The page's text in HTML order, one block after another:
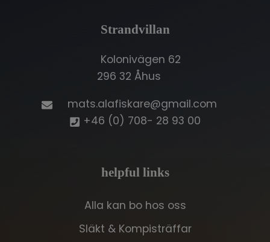
Strandvillan
Kolonivägen 62
296 32 Åhus
mats.alafiskare@gmail.com
+46 (0) 708- 28 93 00
helpful links
Alla kan bo hos oss
Släkt & Kompisträffar